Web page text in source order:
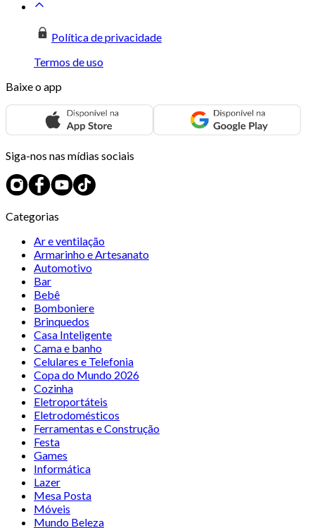
Política de privacidade
Termos de uso
Baixe o app
Siga-nos nas mídias sociais
Categorias
Ar e ventilação
Armarinho e Artesanato
Automotivo
Bar
Bebê
Bomboniere
Brinquedos
Casa Inteligente
Cama e banho
Celulares e Telefonia
Copa do Mundo 2026
Cozinha
Eletroportáteis
Eletrodomésticos
Ferramentas e Construção
Festa
Games
Informática
Lazer
Mesa Posta
Móveis
Mundo Beleza